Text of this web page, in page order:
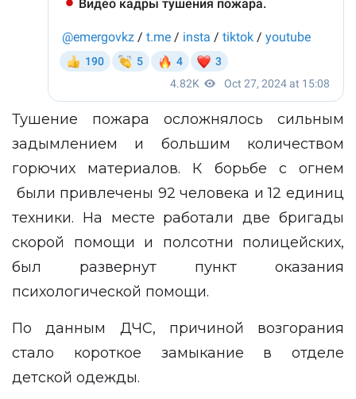
Тушение пожара осложнялось сильным
задымлением и большим количеством
горючих материалов. К борьбе с огнем
были привлечены 92 человека и 12 единиц
техники. На месте работали две бригады
скорой помощи и полсотни полицейских,
был развернут пункт оказания
психологической помощи.
По данным ДЧС, причиной возгорания
стало короткое замыкание в отделе
детской одежды.